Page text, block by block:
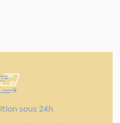
sous 24h